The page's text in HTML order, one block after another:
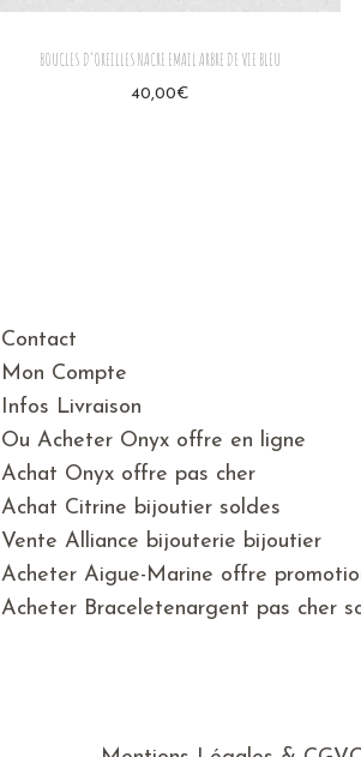
BOUCLES D’OREILLES NACRE EMAIL ARBRE DE VIE BLEU
40,00€
Contact
Mon Compte
Infos Livraison
Ou Acheter Onyx offre en ligne
Achat Onyx offre pas cher
Achat Citrine bijoutier soldes
Vente Alliance bijouterie bijoutier
Acheter Aigue-Marine offre
Acheter Braceletenargent pas cher